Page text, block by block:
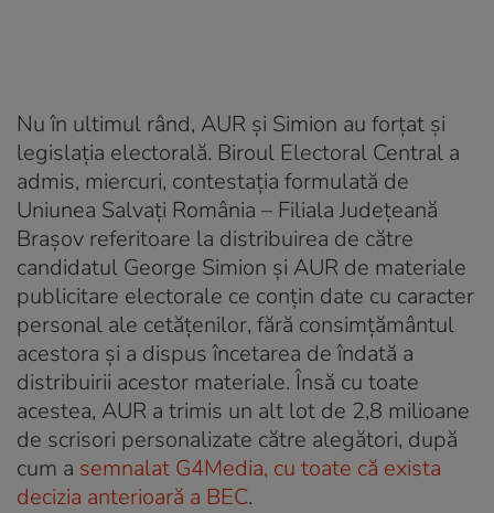
Nu în ultimul rând, AUR și Simion au forțat și
legislația electorală. Biroul Electoral Central a
admis, miercuri, contestația formulată de
Uniunea Salvați România – Filiala Județeană
Brașov referitoare la distribuirea de către
candidatul George Simion și AUR de materiale
publicitare electorale ce conțin date cu caracter
personal ale cetățenilor, fără consimțământul
acestora și a dispus încetarea de îndată a
distribuirii acestor materiale. Însă cu toate
acestea, AUR a trimis un alt lot de 2,8 milioane
de scrisori personalizate către alegători, după
cum a semnalat G4Media, cu toate că exista
decizia anterioară a BEC.